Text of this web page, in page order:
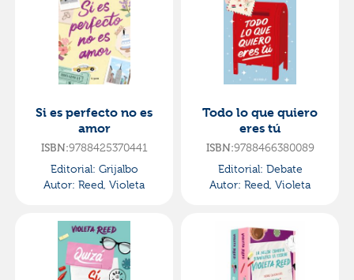
Si es perfecto no es
amor
ISBN:9788425370441
Editorial: Grijalbo
Autor: Reed, Violeta
Todo lo que quiero
eres tú
ISBN:9788466380089
Editorial: Debate
Autor: Reed, Violeta